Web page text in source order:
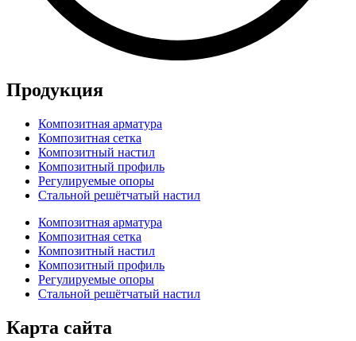
Продукция
Композитная арматура
Композитная сетка
Композитный настил
Композитный профиль
Регулируемые опоры
Стальной решётчатый настил
Композитная арматура
Композитная сетка
Композитный настил
Композитный профиль
Регулируемые опоры
Стальной решётчатый настил
Карта сайта